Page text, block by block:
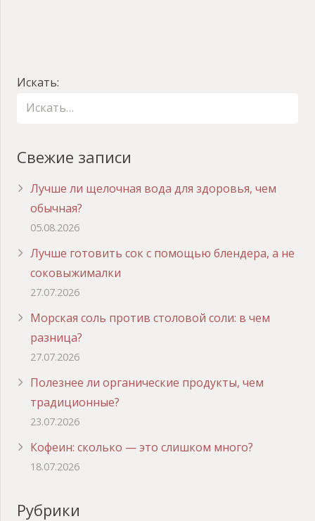
Искать:
Свежие записи
Лучше ли щелочная вода для здоровья, чем
обычная?
05.08.2026
Лучше готовить сок с помощью блендера, а не
соковыжималки
27.07.2026
Морская соль против столовой соли: в чем
разница?
27.07.2026
Полезнее ли органические продукты, чем
традиционные?
23.07.2026
Кофеин: сколько — это слишком много?
18.07.2026
Рубрики